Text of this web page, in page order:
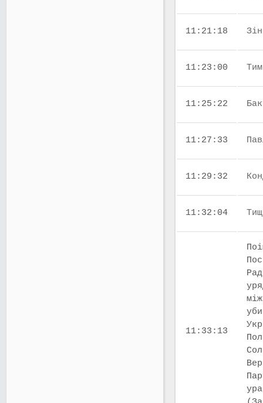
11:21:18
11:23:00
11:25:22
11:27:33
11:29:32
11:32:04
11:33:13